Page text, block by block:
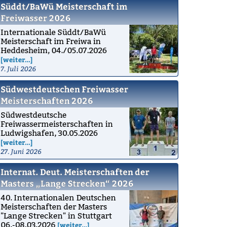
Süddt/BaWü Meisterschaft im
Freiwasser 2026
Internationale Süddt/BaWü
Meisterschaft im Freiwa in
Heddesheim, 04./05.07.2026
[weiter...]
7. Juli 2026
Südwestdeutschen Freiwasser
Meisterschaften 2026
Südwestdeutsche
Freiwassermeisterschaften in
Ludwigshafen, 30.05.2026
[weiter...]
27. Juni 2026
Internat. Deut. Meisterschaften der
Masters „Lange Strecken“ 2026
40. Internationalen Deutschen
Meisterschaften der Masters
"Lange Strecken" in Stuttgart
06.-08.03.2026 [weiter...]